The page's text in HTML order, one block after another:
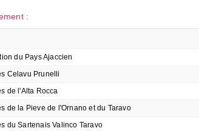
:
du Pays Ajaccien
Celavu Prunelli
de l'Alta Rocca
de la Pieve de l'Ornano et du Taravo
du Sartenais Valinco Taravo